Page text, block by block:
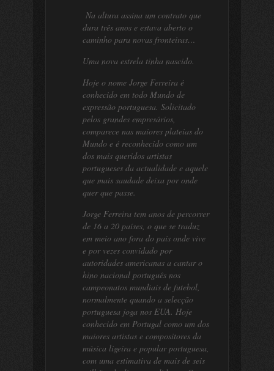
Na altura assina um contrato que
dura três anos e estava aberto o
caminho para novas fronteiras…
Uma nova estrela tinha nascido.
Hoje o nome Jorge Ferreira é
conhecido em todo Mundo de
expressão portuguesa. Solicitado
pelos grandes empresários,
comparece nas maiores plateias do
Mundo e é reconhecido como um
dos mais queridos artistas
portugueses da actualidade e aquele
que mais saudade deixa por onde
quer que passe.
Jorge Ferreira tem anos de percorrer
de 16 a 20 países, o que se traduz
em meio ano fora do país onde vive
e por vezes convidado por
autoridades americanas a cantar o
hino nacional português nos
campeonatos mundiais de futebol,
normalmente quando a selecção
portuguesa joga nos EUA. Hoje
conhecido em Portugal como um dos
maiores artistas e compositores da
música ligeira e popular portuguesa,
com uma estimativa de mais de seis